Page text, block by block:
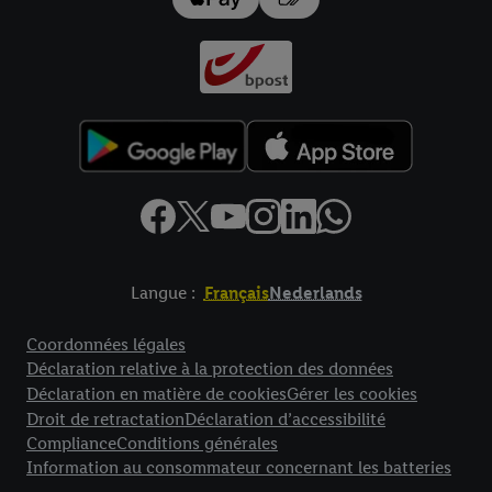
Langue : FrançaisNederlands
Coordonnées légales
Déclaration relative à la protection des données
Déclaration en matière de cookiesGérer les cookies
Droit de retractationDéclaration d’accessibilité
ComplianceConditions générales
Information au consommateur concernant les batteries